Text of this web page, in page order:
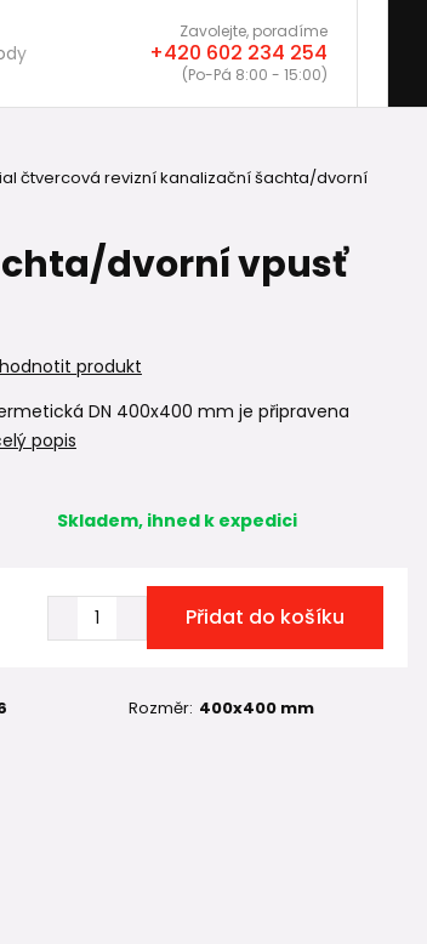
Zavolejte, poradíme
+420 602 234 254
(Po-Pá 8:00 - 15:00)
čtvercová revizní kanalizační šachta/dvorní
dvorní vpusť
produkt
DN 400x400 mm je připravena
popis
Skladem, ihned k expedici
Přidat do košíku
Rozměr: 400x400 mm